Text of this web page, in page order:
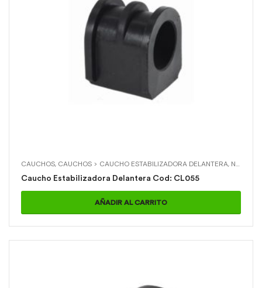
CAUCHOS, CAUCHOS > CAUCHO ESTABILIZADORA DELANTERA, NISSAN
Caucho Estabilizadora Delantera Cod: CL055
AÑADIR AL CARRITO